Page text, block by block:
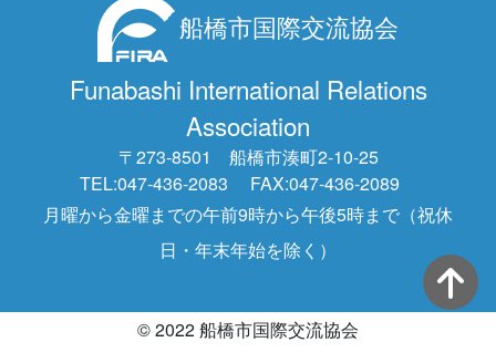
船橋市国際交流協会
Funabashi International Relations
Association
〒273-8501 船橋市湊町2-10-25
TEL:047-436-2083
FAX:047-436-2089
月曜から金曜までの午前9時から午後5時まで（祝休
日・年末年始を除く）
© 2022 船橋市国際交流協会